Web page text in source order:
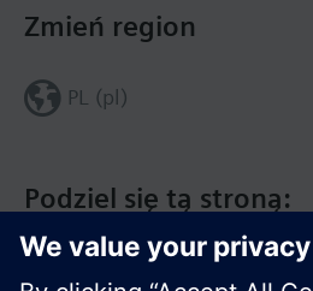
Podziel się tą stroną:
Zmień region
PL (pl)